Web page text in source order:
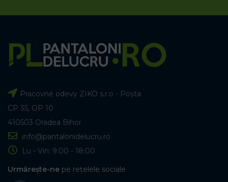
Pracovné odevy ZIKO s.r.o - Poșta
CP 35, OP 10
410503 Oradea Bihor
info@pantalonidelucru.ro
Lu - Vin: 9:00 - 18:00
Urmărește-ne pe rețelele sociale